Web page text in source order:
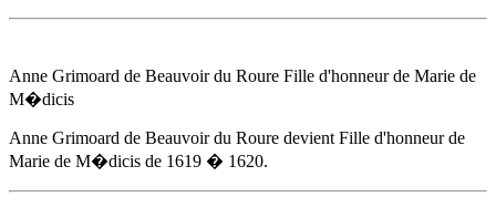
Anne Grimoard de Beauvoir du Roure Fille d'honneur de Marie de
M�dicis
Anne Grimoard de Beauvoir du Roure devient Fille d'honneur de
Marie de M�dicis de 1619 � 1620.